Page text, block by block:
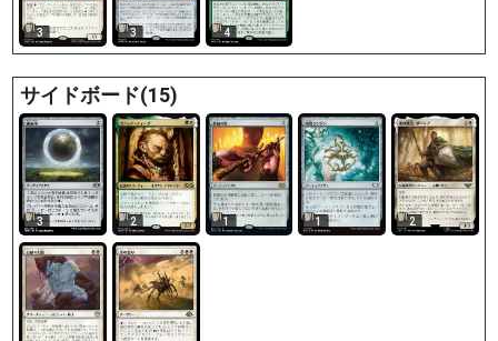
3 3 4
サイドボード(15)
3 2 1 1 2